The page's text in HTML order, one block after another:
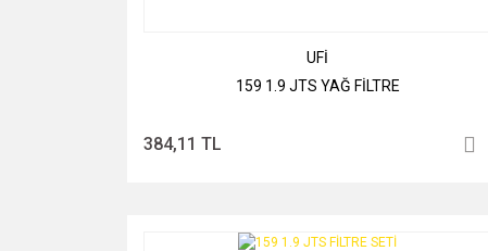
UFİ
159 1.9 JTS YAĞ FİLTRE
384,11 TL